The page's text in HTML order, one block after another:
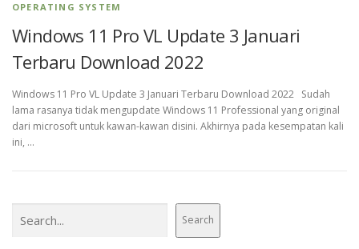
OPERATING SYSTEM
Windows 11 Pro VL Update 3 Januari
Terbaru Download 2022
Windows 11 Pro VL Update 3 Januari Terbaru Download 2022 Sudah
lama rasanya tidak mengupdate Windows 11 Professional yang original
dari microsoft untuk kawan-kawan disini. Akhirnya pada kesempatan kali
ini, …
Search